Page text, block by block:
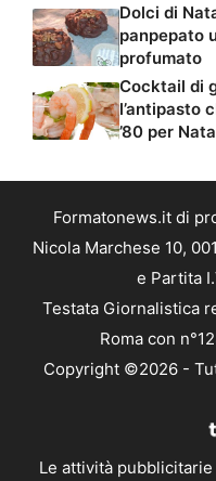
Dolci di
panpepato
profumato
Cocktail di
l’antipasto
’80 per
Formatonews.it di
Nicola Marchese 10,
e Partita
Testata Giornalistica
Roma con
Copyright ©2026 -
Le attività